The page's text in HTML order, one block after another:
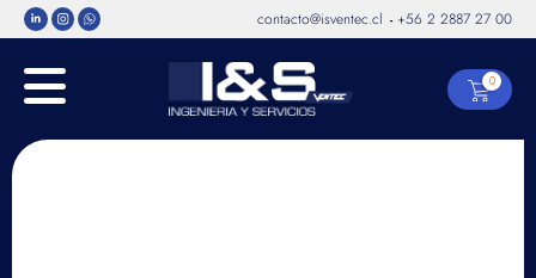
contacto@isventec.cl - +56 2 2887 27 00
0